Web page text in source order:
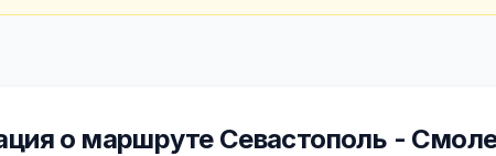
о маршруте Севастополь -